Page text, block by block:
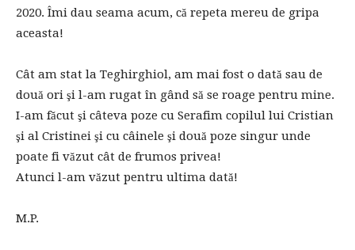
2020. Îmi dau seama acum, că repeta mereu de gripa
aceasta!
Cât am stat la Teghirghiol, am mai fost o dată sau de
două ori şi l-am rugat în gând să se roage pentru mine.
I-am făcut şi câteva poze cu Serafim copilul lui Cristian
şi al Cristinei şi cu câinele şi două poze singur unde
poate fi văzut cât de frumos privea!
Atunci l-am văzut pentru ultima dată!
M.P.